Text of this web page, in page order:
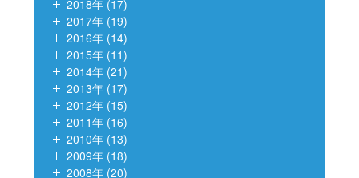
2018年 (17)
2017年 (19)
2016年 (14)
2015年 (11)
2014年 (21)
2013年 (17)
2012年 (15)
2011年 (16)
2010年 (13)
2009年 (18)
2008年 (20)